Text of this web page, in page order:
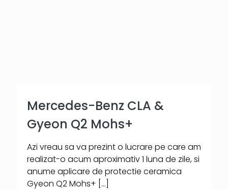
Mercedes-Benz CLA &
Gyeon Q2 Mohs+
Azi vreau sa va prezint o lucrare pe care am
realizat-o acum aproximativ 1 luna de zile, si
anume aplicare de protectie ceramica
Gyeon Q2 Mohs+ […]